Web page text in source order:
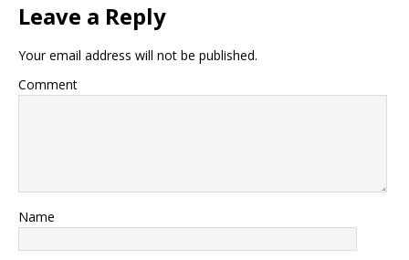
Leave a Reply
Your email address will not be published.
Comment
Name